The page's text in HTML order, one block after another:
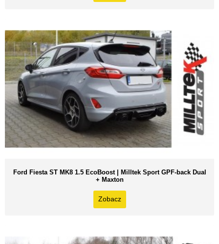
Ford Fiesta ST MK8 1.5 EcoBoost | Milltek Sport GPF-back Dual
+ Maxton
Zobacz